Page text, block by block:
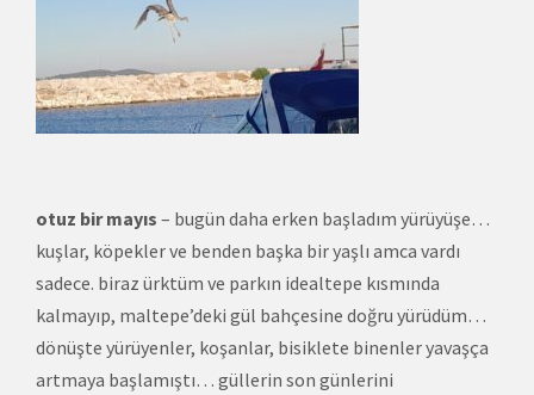
otuz bir mayıs – bugün daha erken başladım yürüyüşe…
kuşlar, köpekler ve benden başka bir yaşlı amca vardı
sadece. biraz ürktüm ve parkın idealtepe kısmında
kalmayıp, maltepe’deki gül bahçesine doğru yürüdüm…
dönüşte yürüyenler, koşanlar, bisiklete binenler yavaşça
artmaya başlamıştı… güllerin son günlerini